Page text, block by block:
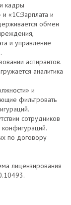
кадры
«1С:Зарплата и
обмен
и управление
аспирантов.
аналитика
и
фильтровать
сотрудников
конфигураций.
по договору
лицензирования